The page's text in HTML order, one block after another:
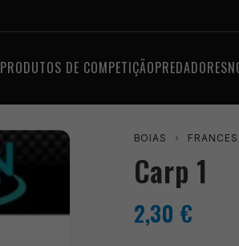
PRODUTOS DE COMPETIÇÃOPREDADORES
BOIAS ›
Carp 1
2,30 €